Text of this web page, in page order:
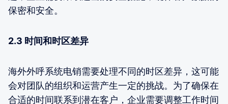
保密和安全。
2.3 时间和时区差异
海外外呼系统电销需要处理不同的时区差异，这可能
会对团队的组织和运营产生一定的挑战。为了确保在
合适的时间联系到潜在客户，企业需要调整工作时间